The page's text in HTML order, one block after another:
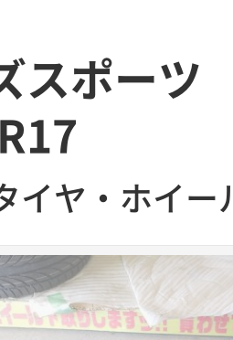
スポー
イヤ・ホイー